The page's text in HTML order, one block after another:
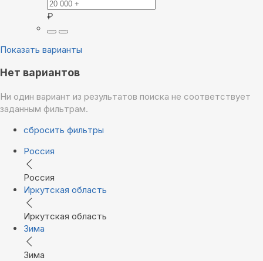
₽
Показать варианты
Нет вариантов
Ни один вариант из результатов поиска не соответствует
заданным фильтрам.
сбросить фильтры
Россия
Россия
Иркутская область
Иркутская область
Зима
Зима